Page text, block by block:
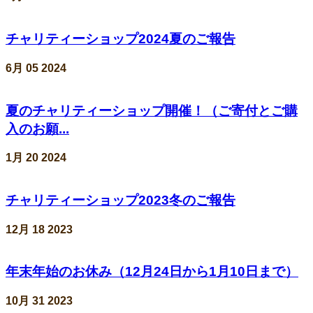
チャリティーショップ2024夏のご報告
6月 05 2024
夏のチャリティーショップ開催！（ご寄付とご購
入のお願...
1月 20 2024
チャリティーショップ2023冬のご報告
12月 18 2023
年末年始のお休み（12月24日から1月10日まで）
10月 31 2023